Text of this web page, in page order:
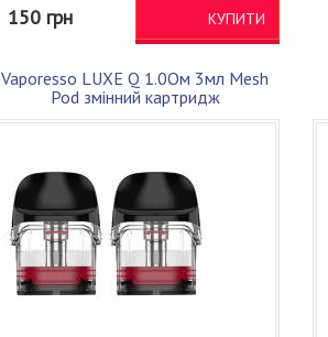
150 грн КУПИТИ
Vaporesso LUXE Q 1.0Ом 3мл Mesh
Pod змінний картридж